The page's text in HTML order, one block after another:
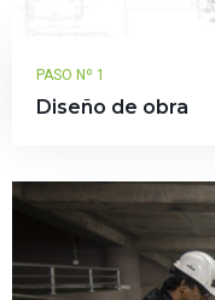
PASO Nº 1
Diseño de obra